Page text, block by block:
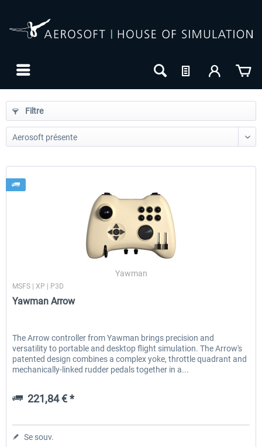
0,00 € * 35,99 € *
Filtre
Yawman
MSFS | XP | P3D
Yawman Arrow
The Arrow controller from Yawman brings precision and
versatility to portable and desktop flight simulation. The Arrow's
patented design combines a complex yoke, throttle quadrant and
mechanically-linked rudder pedals together in a...
221,84 € *
Se souv.